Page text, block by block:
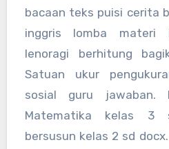
bacaan teks puisi cerita
inggris lomba materi
lenoragi berhitung
Satuan ukur
sosial guru jawaban.
Matematika kelas 3
bersusun kelas 2 sd